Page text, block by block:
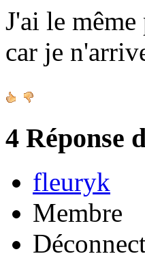
J'ai le
car je
4 Réponse
fleuryk
Membre